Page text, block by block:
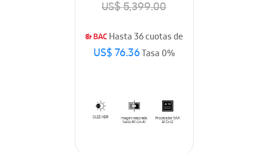
US$ 5,399.00
Hasta 36 cuotas de
US$ 76.36Tasa 0%